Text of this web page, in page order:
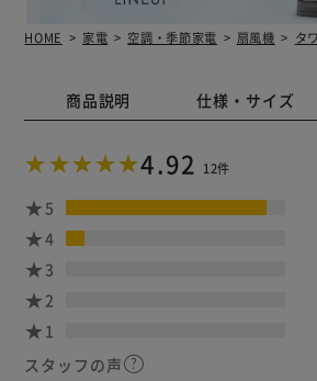
HOME 家電 空調・季節家電 扇風機 タ
商品説明 仕様・サイズ
4.92 12件
5
4
3
2
1
スタッフの声